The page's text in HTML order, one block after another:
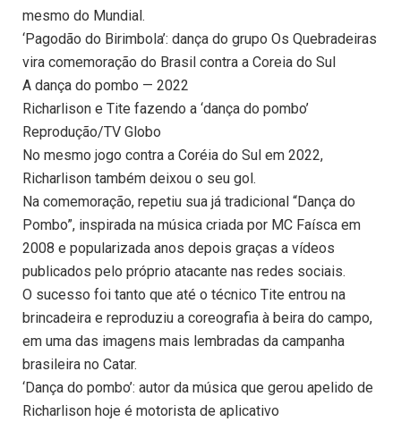
mesmo do Mundial.
‘Pagodão do Birimbola’: dança do grupo Os Quebradeiras
vira comemoração do Brasil contra a Coreia do Sul
A dança do pombo — 2022
Richarlison e Tite fazendo a ‘dança do pombo’
Reprodução/TV Globo
No mesmo jogo contra a Coréia do Sul em 2022,
Richarlison também deixou o seu gol.
Na comemoração, repetiu sua já tradicional “Dança do
Pombo”, inspirada na música criada por MC Faísca em
2008 e popularizada anos depois graças a vídeos
publicados pelo próprio atacante nas redes sociais.
O sucesso foi tanto que até o técnico Tite entrou na
brincadeira e reproduziu a coreografia à beira do campo,
em uma das imagens mais lembradas da campanha
brasileira no Catar.
‘Dança do pombo’: autor da música que gerou apelido de
Richarlison hoje é motorista de aplicativo